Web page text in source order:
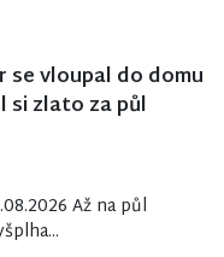
se vloupal do domu
si zlato za půl
Až na půl